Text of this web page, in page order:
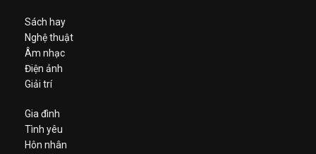
Sách hay
Nghệ thuật
Âm nhạc
Điện ảnh
Giải trí
Gia đình
Tình yêu
Hôn nhân